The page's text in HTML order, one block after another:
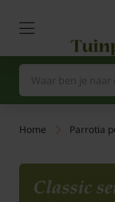
Home Parrotia